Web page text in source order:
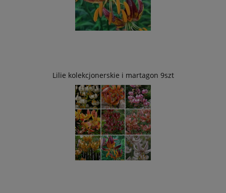
Lilie kolekcjonerskie i martagon 9szt